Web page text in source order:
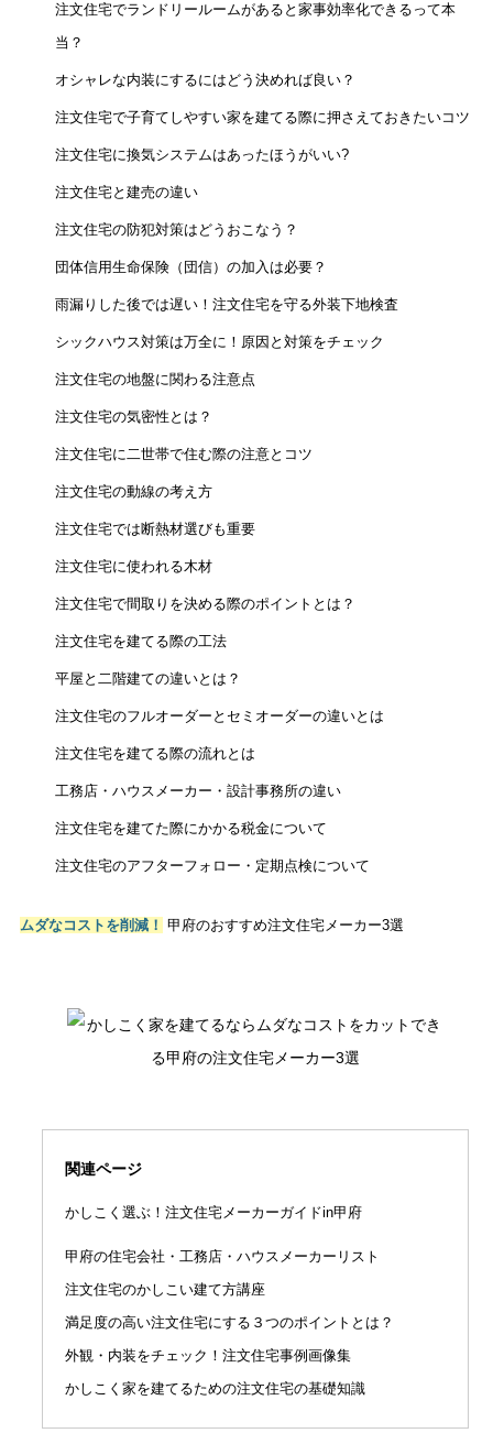
注文住宅でランドリールームがあると家事効率化できるって本
当？
オシャレな内装にするにはどう決めれば良い？
注文住宅で子育てしやすい家を建てる際に押さえておきたいコツ
注文住宅に換気システムはあったほうがいい?
注文住宅と建売の違い
注文住宅の防犯対策はどうおこなう？
団体信用生命保険（団信）の加入は必要？
雨漏りした後では遅い！注文住宅を守る外装下地検査
シックハウス対策は万全に！原因と対策をチェック
注文住宅の地盤に関わる注意点
注文住宅の気密性とは？
注文住宅に二世帯で住む際の注意とコツ
注文住宅の動線の考え方
注文住宅では断熱材選びも重要
注文住宅に使われる木材
注文住宅で間取りを決める際のポイントとは？
注文住宅を建てる際の工法
平屋と二階建ての違いとは？
注文住宅のフルオーダーとセミオーダーの違いとは
注文住宅を建てる際の流れとは
工務店・ハウスメーカー・設計事務所の違い
注文住宅を建てた際にかかる税金について
注文住宅のアフターフォロー・定期点検について
ムダなコストを削減！ 甲府のおすすめ注文住宅メーカー3選
関連ページ
かしこく選ぶ！注文住宅メーカーガイドin甲府
甲府の住宅会社・工務店・ハウスメーカーリスト
注文住宅のかしこい建て方講座
満足度の高い注文住宅にする３つのポイントとは？
外観・内装をチェック！注文住宅事例画像集
かしこく家を建てるための注文住宅の基礎知識